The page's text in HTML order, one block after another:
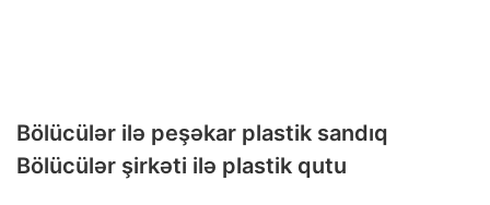
Bölücülər ilə peşəkar plastik sandıq
Bölücülər şirkəti ilə plastik qutu